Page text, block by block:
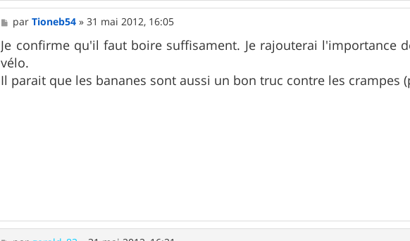
M
e
s
s
a
g
e
parTioneb54 »31 mai 2012, 16:05
Je confirme qu'il faut boire suffisament. Je rajouterai l'importance
vélo.
Il parait que les bananes sont aussi un bon truc contre les crampes